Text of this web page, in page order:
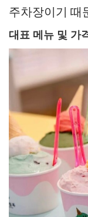
주차장이기 때
대표 메뉴 및 가